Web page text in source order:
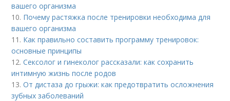
вашего организма
10. Почему растяжка после тренировки необходима для
вашего организма
11. Как правильно составить программу тренировок:
основные принципы
12.Сексолог и гинеколог рассказали: как сохранить
интимную жизнь после родов
13.От дистаза до грыжи: как предотвратить осложнения
зубных заболеваний